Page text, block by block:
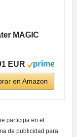
MAGIC
EUR
en Amazon
participa en el
de publicidad para